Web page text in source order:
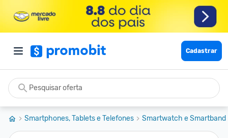
Cadastrar
Smartphones, Tablets e Telefones Smartwatch e Smartband